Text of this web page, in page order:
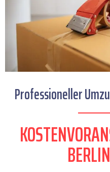
Professioneller